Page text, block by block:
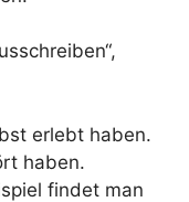
erlebt haben.
haben.
findet man